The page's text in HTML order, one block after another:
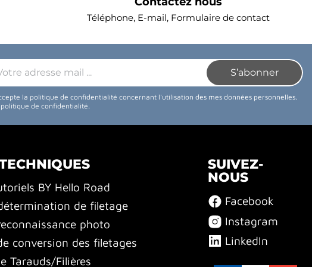
Téléphone, E-mail, Formulaire de contact
la politique de confidentialité concernant l'utilisation des mes données personnelles.
de confidentialité.
BY Hello Road
de filetage
photo
conversion des filetages
Tarauds/Filières
SUIVEZ-
NOUS
Facebook
Instagram
LinkedIn